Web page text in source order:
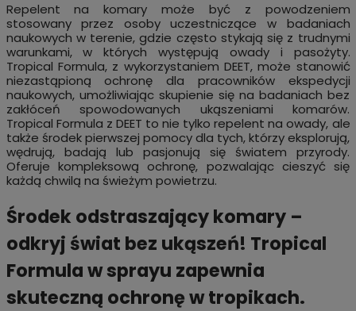
Repelent na komary może być z powodzeniem
stosowany przez osoby uczestniczące w badaniach
naukowych w terenie, gdzie często stykają się z trudnymi
warunkami, w których występują owady i pasożyty.
Tropical Formula, z wykorzystaniem DEET, może stanowić
niezastąpioną ochronę dla pracowników ekspedycji
naukowych, umożliwiając skupienie się na badaniach bez
zakłóceń spowodowanych ukąszeniami komarów.
Tropical Formula z DEET to nie tylko repelent na owady, ale
także środek pierwszej pomocy dla tych, którzy eksplorują,
wędrują, badają lub pasjonują się światem przyrody.
Oferuje kompleksową ochronę, pozwalając cieszyć się
każdą chwilą na świeżym powietrzu.
Środek odstraszający komary –
odkryj świat bez ukąszeń! Tropical
Formula w sprayu zapewnia
skuteczną ochronę w tropikach.